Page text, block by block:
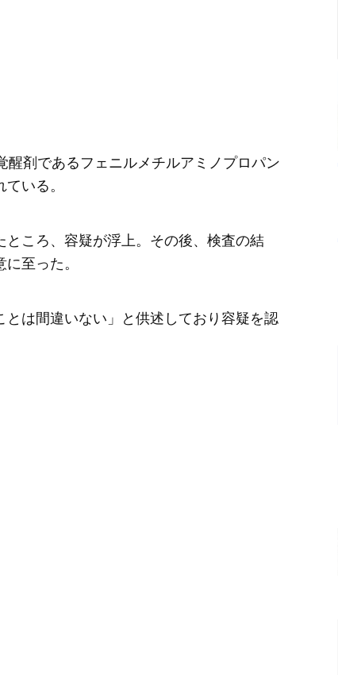
剤であるフェニルメチルアミノプロパン
いる。
ころ、容疑が浮上。その後、検査の結
至った。
は間違いない」と供述しており容疑を認